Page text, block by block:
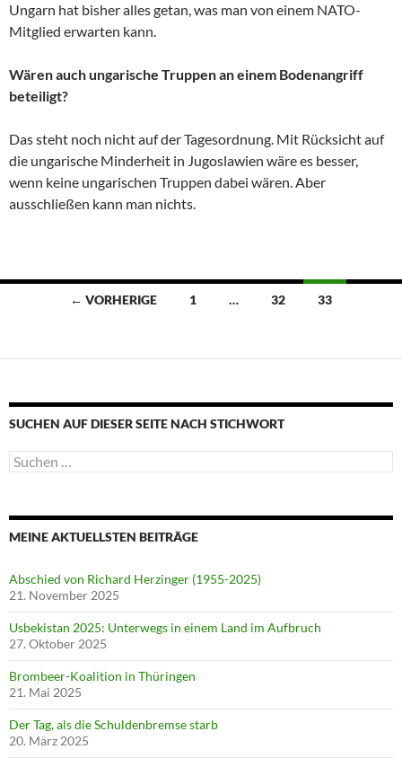
Ungarn hat bisher alles getan, was man von einem NATO-
Mitglied erwarten kann.
Wären auch ungarische Truppen an einem Bodenangriff
beteiligt?
Das steht noch nicht auf der Tagesordnung. Mit Rücksicht auf
die ungarische Minderheit in Jugoslawien wäre es besser,
wenn keine ungarischen Truppen dabei wären. Aber
ausschließen kann man nichts.
Beitragsnavigation
← VORHERIGE 1 … 32 33
SUCHEN AUF DIESER SEITE NACH STICHWORT
Suche
nach:
MEINE AKTUELLSTEN BEITRÄGE
Abschied von Richard Herzinger (1955-2025)
21. November 2025
Usbekistan 2025: Unterwegs in einem Land im Aufbruch
27. Oktober 2025
Brombeer-Koalition in Thüringen
21. Mai 2025
Der Tag, als die Schuldenbremse starb
20. März 2025